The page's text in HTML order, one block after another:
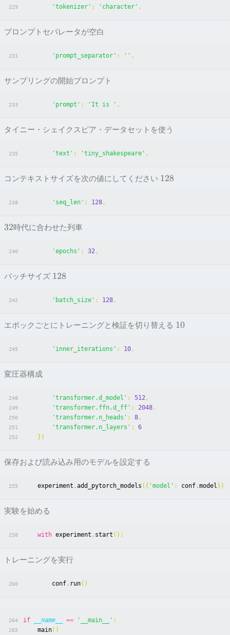
229 'tokenizer' : 'character' ,
プロンプトセパレータが空白
231 'prompt_separator' : '' ,
サンプリングの開始プロンプト
233 'prompt' : 'It is ' ,
タイニー・シェイクスピア・データセットを使う
235 'text' : 'tiny_shakespeare' ,
コンテキストサイズを次の値にしてください 128
238 'seq_len' : 128,
32時代に合わせた列車
240 'epochs' : 32,
バッチサイズ 128
242 'batch_size' : 128,
エポックごとにトレーニングと検証を切り替える 10
245 'inner_iterations' : 10,
変圧器構成
248 'transformer.d_model' : 512,
249 'transformer.ffn.d_ff' : 2048,
250 'transformer.n_heads' : 8,
251 'transformer.n_layers' : 6
252 })
保存および読み込み用のモデルを設定する
255 experiment .add_pytorch_models ({ 'model' : conf.model })
実験を始める
258 with experiment . start ():
トレーニングを実行
260 conf. run()
264 if __name__ == '__main__' :
265 main()